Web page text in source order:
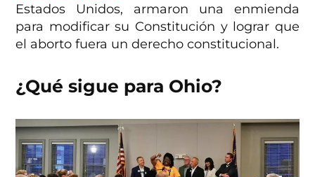
Estados Unidos, armaron una enmienda
para modificar su Constitución y lograr que
el aborto fuera un derecho constitucional.
¿Qué sigue para Ohio?